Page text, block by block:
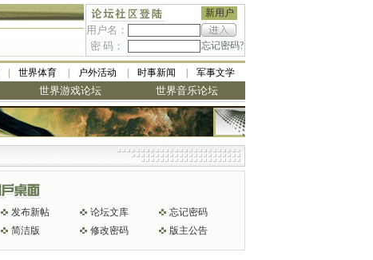
新用户
用户名：
密 码：
忘记密码?
世界体育 户外活动 时事新闻 军事文学
世界游戏论坛 世界音乐论坛
发布新帖 论坛文库
忘记密码
简洁版
修改密码 版主公告